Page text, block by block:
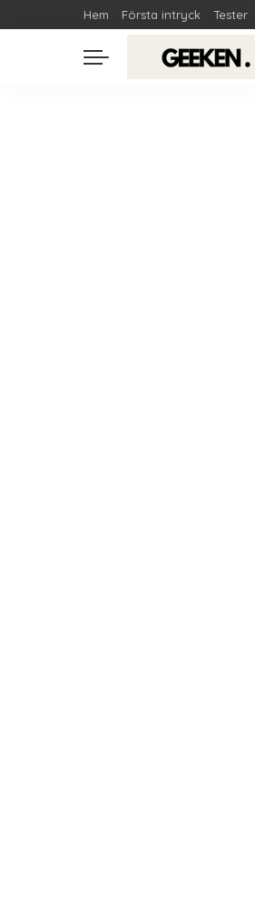
Hem Första intryck Tester